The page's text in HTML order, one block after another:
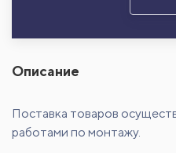
Описание
Поставка товаров
работами по монтажу.